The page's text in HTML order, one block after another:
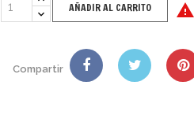
AÑADIR AL CARRITO 
Compartir